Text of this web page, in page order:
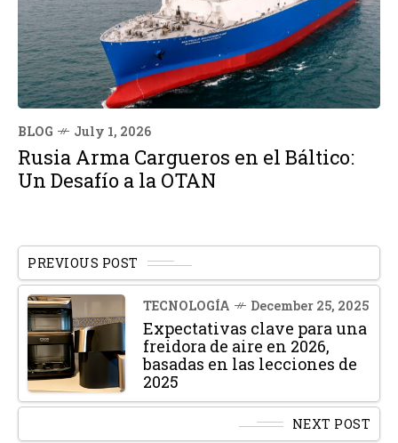
BLOG July 1, 2026
Rusia Arma Cargueros en el Báltico:
Un Desafío a la OTAN
PREVIOUS POST
TECNOLOGÍA December 25, 2025
Expectativas clave para una
freidora de aire en 2026,
basadas en las lecciones de
2025
NEXT POST